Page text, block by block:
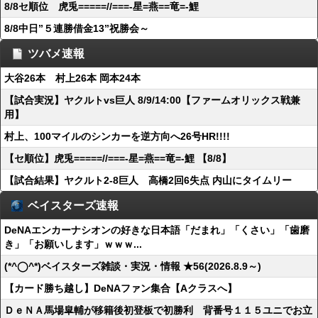
8/8セ順位 虎兎=====//===‐星=燕==竜=‐鯉
8/8中日”５連勝借金13”祝勝会～
ツバメ速報
大谷26本 村上26本 岡本24本
【試合実況】ヤクルトvs巨人 8/9/14:00【ファームオリックス戦兼
用】
村上、100マイルのシンカーを逆方向へ26号HR!!!!
【セ順位】虎兎=====//===‐星=燕==竜=‐鯉 【8/8】
【試合結果】ヤクルト2-8巨人 高橋2回6失点 内山にタイムリー
ベイスターズ速報
DeNAエンカーナシオンの好きな日本語「だまれ」「くさい」「歯磨
き」「お願いします」ｗｗｗ...
(*^◯^*)ベイスターズ雑談・実況・情報 ★56(2026.8.9～)
【カード勝ち越し】DeNAファン集合【Aクラスへ】
ＤｅＮＡ馬場皐輔が移籍後初登板で初勝利 背番号１１５ユニでお立